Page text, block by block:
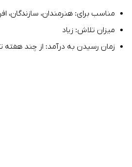
مناسب برای: هنرمندان، سازندگان،
میزان تلاش: زیاد
زمان رسیدن به درآمد: از چند هفته